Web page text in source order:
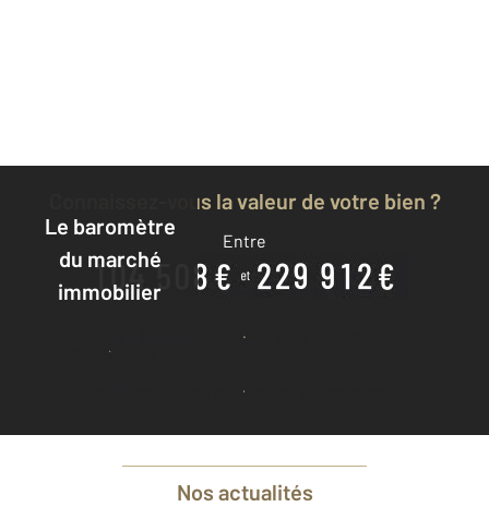
Le baromètre
du marché
immobilier
Je découvre
Connaissez-vous la valeur de votre bien ?
Entre
Je découvre combien vaut mon bien
Je demande une estimation à mon agence
Nos actualités